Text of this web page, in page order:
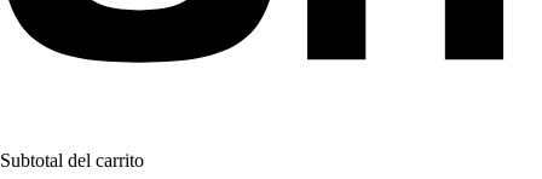
Subtotal del carrito